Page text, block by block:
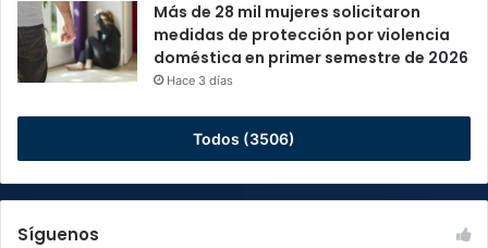
Más de 28 mil mujeres solicitaron
medidas de protección por violencia
doméstica en primer semestre de 2026
Hace 3 días
Todos (3506)
Síguenos